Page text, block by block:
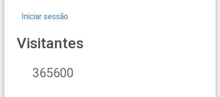
Iniciar sessão
Visitantes
365600